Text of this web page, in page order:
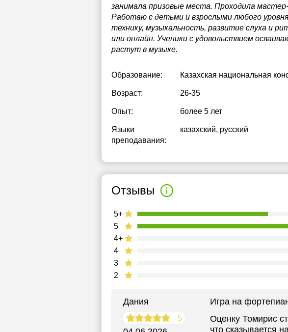
занимала призовые места. Проходила
Работаю с детьми и взрослыми любого
технику, музыкальность, развитие слуха и
или онлайн. Ученики с удовольствием
растут в музыке.
Образование: Казахская национальная
Возраст: 26-35
Опыт: более 5 лет
Языки
преподавания:
казахский, русский
Отзывы
2
3
4
4+
5
5+
Дания
5
Игра на
Оценку Томирис
что сказывается